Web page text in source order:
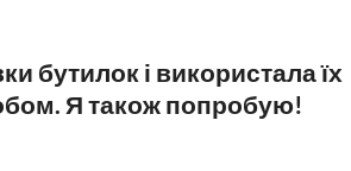
бутилок і використала їх
Я також попробую!